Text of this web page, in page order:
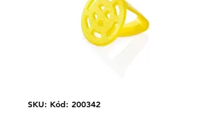
SKU: Kód: 200342